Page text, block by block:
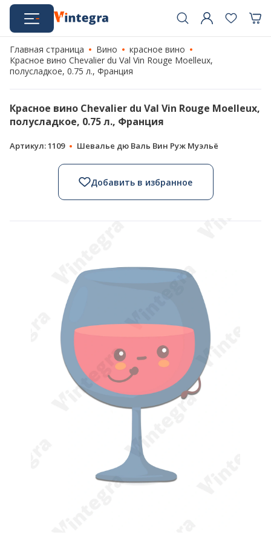
Главная страница Вино
красное вино
Красное вино Chevalier du Val Vin Rouge Moelleux,
полусладкое, 0.75 л., Франция
Красное вино Chevalier du Val Vin Rouge Moelleux,
полусладкое, 0.75 л., Франция
Артикул: 1109 Шевалье дю Валь Вин Руж Муэльё
Добавить в избранное